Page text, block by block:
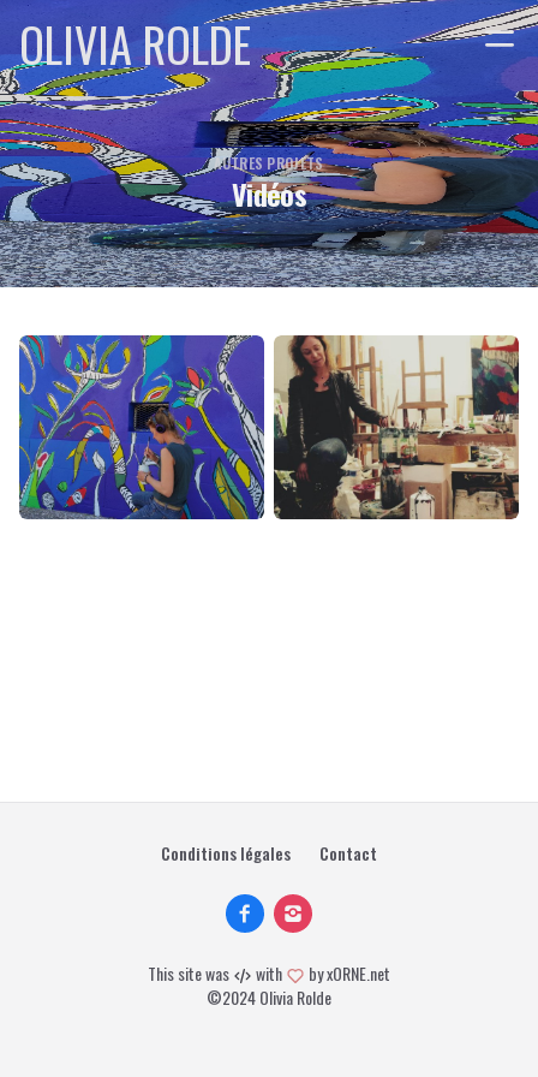
OLIVIA ROLDE
AUTRES PROJETS
Vidéos
Conditions légales Contact
This site was with byxORNE.net
©2024 Olivia Rolde